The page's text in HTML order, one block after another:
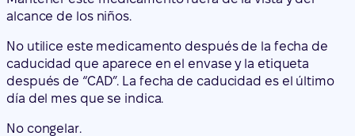
día del mes que se indica.
No congelar.
Su médico o farmacéutico son los responsables de la
conservación de este medicamento. También son
responsables de la correcta eliminación del
medicamento no utilizado.